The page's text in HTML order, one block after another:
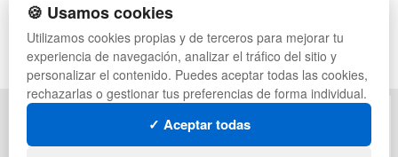
Sobrantes
ESTANTERIASKIT
Estanterias
POLÍTICA DE PRIVACIDAD
MAPA WEB
🍪 Usamos cookies
Utilizamos cookies propias y de terceros para mejorar tu
experiencia de navegación, analizar el tráfico del sitio y
personalizar el contenido. Puedes aceptar todas las cookies,
rechazarlas o gestionar tus preferencias de forma individual.
✓ Aceptar todas